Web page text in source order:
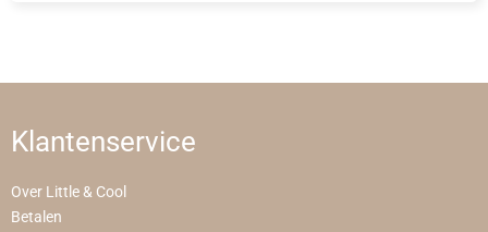
Klantenservice
Over Little & Cool
Betalen